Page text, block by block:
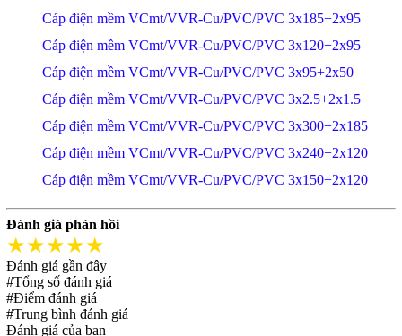
Cáp điện mềm VCmt/VVR-Cu/PVC/PVC 3x185+2x95
Cáp điện mềm VCmt/VVR-Cu/PVC/PVC 3x120+2x95
Cáp điện mềm VCmt/VVR-Cu/PVC/PVC 3x95+2x50
Cáp điện mềm VCmt/VVR-Cu/PVC/PVC 3x2.5+2x1.5
Cáp điện mềm VCmt/VVR-Cu/PVC/PVC 3x300+2x185
Cáp điện mềm VCmt/VVR-Cu/PVC/PVC 3x240+2x120
Cáp điện mềm VCmt/VVR-Cu/PVC/PVC 3x150+2x120
Đánh giá phản hồi
★★★★★
Đánh giá gần đây
#Tổng số đánh giá
#Điểm đánh giá
#Trung bình đánh giá
Đánh giá của bạn